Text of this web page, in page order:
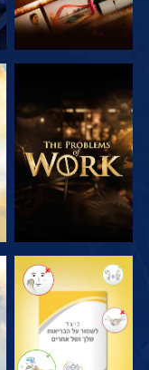
בדוק את הסדרה
צפה